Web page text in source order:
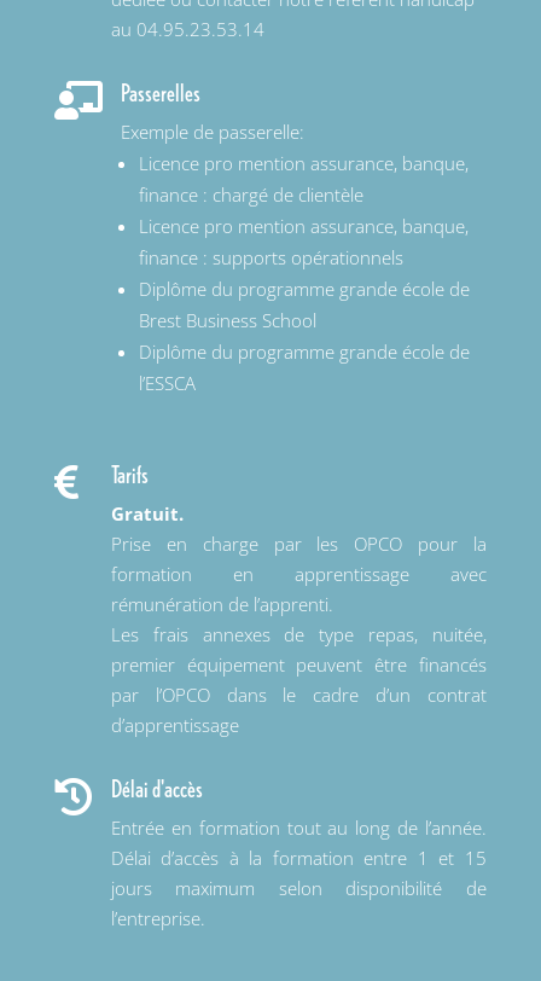
au 04.95.23.53.14
 Passerelles
Exemple de passerelle:
Licence pro mention assurance, banque,
finance : chargé de clientèle
Licence pro mention assurance, banque,
finance : supports opérationnels
Diplôme du programme grande école de
Brest Business School
Diplôme du programme grande école de
l’ESSCA
 Tarifs
Gratuit.
Prise en charge par les OPCO pour la
formation en apprentissage avec
rémunération de l’apprenti.
Les frais annexes de type repas, nuitée,
premier équipement peuvent être financés
par l’OPCO dans le cadre d’un contrat
d’apprentissage
 Délai d'accès
Entrée en formation tout au long de l’année.
Délai d’accès à la formation entre 1 et 15
jours maximum selon disponibilité de
l’entreprise.